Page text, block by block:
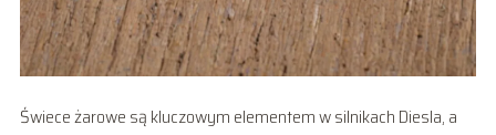
Świece żarowe są kluczowym elementem w silnikach Diesla, a